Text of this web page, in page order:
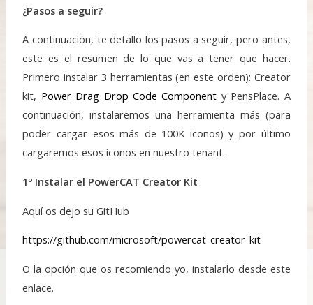
¿Pasos a seguir?
A continuación, te detallo los pasos a seguir, pero antes,
este es el resumen de lo que vas a tener que hacer.
Primero instalar 3 herramientas (en este orden): Creator
kit, Power Drag Drop Code Component y PensPlace. A
continuación, instalaremos una herramienta más (para
poder cargar esos más de 100K iconos) y por último
cargaremos esos iconos en nuestro tenant.
1º Instalar el PowerCAT Creator Kit
Aquí os dejo su GitHub
https://github.com/microsoft/powercat-creator-kit
O la opción que os recomiendo yo, instalarlo desde este
enlace.